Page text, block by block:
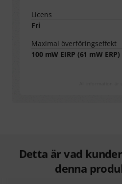
Licens
Fri
Maximal överföringseffekt
100mW EIRP (61 mW ERP)
Detta är vad
denna